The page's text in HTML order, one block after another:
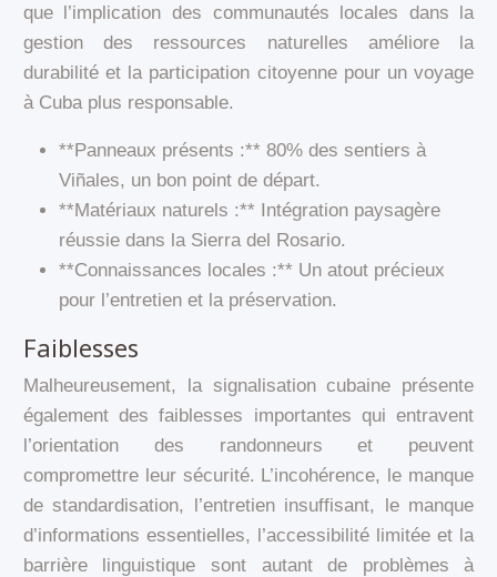
que l’implication des communautés locales dans la
gestion des ressources naturelles améliore la
durabilité et la participation citoyenne pour un voyage
à Cuba plus responsable.
**Panneaux présents :** 80% des sentiers à
Viñales, un bon point de départ.
**Matériaux naturels :** Intégration paysagère
réussie dans la Sierra del Rosario.
**Connaissances locales :** Un atout précieux
pour l’entretien et la préservation.
Faiblesses
Malheureusement, la signalisation cubaine présente
également des faiblesses importantes qui entravent
l’orientation des randonneurs et peuvent
compromettre leur sécurité. L’incohérence, le manque
de standardisation, l’entretien insuffisant, le manque
d’informations essentielles, l’accessibilité limitée et la
barrière linguistique sont autant de problèmes à